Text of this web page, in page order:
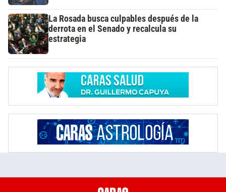
La Rosada busca culpables después de la
derrota en el Senado y recalcula su
estrategia